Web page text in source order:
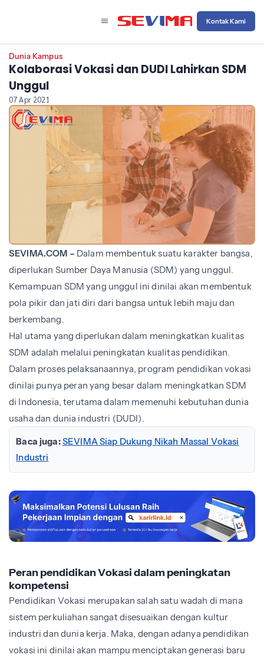
Kontak Kami
Dunia Kampus
Kolaborasi Vokasi dan DUDI Lahirkan SDM
Unggul
07 Apr 2021
SEVIMA.COM – Dalam membentuk suatu karakter bangsa,
diperlukan Sumber Daya Manusia (SDM) yang unggul.
Kemampuan SDM yang unggul ini dinilai akan membentuk
pola pikir dan jati diri dari bangsa untuk lebih maju dan
berkembang.
Hal utama yang diperlukan dalam meningkatkan kualitas
SDM adalah melalui peningkatan kualitas pendidikan.
Dalam proses pelaksanaannya, program pendidikan vokasi
dinilai punya peran yang besar dalam meningkatkan SDM
di Indonesia, terutama dalam memenuhi kebutuhan dunia
usaha dan dunia industri (DUDI).
Baca juga:SEVIMA Siap Dukung Nikah Massal Vokasi
Industri
Peran pendidikan Vokasi dalam peningkatan
kompetensi
Pendidikan Vokasi merupakan salah satu wadah di mana
sistem perkuliahan sangat disesuaikan dengan kultur
industri dan dunia kerja. Maka, dengan adanya pendidikan
vokasi ini dinilai akan mampu menciptakan generasi baru